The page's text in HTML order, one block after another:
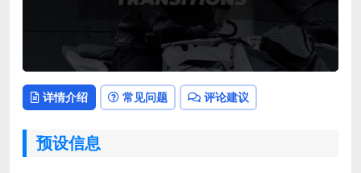
详情介绍 常见问题 评论建议
预设信息